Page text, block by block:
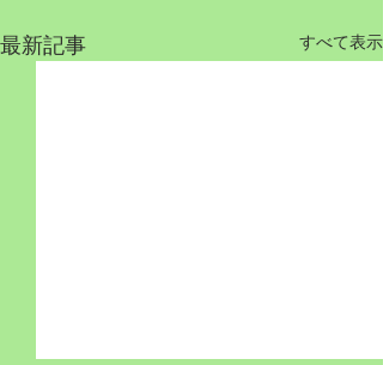
最新記事 すべて表示